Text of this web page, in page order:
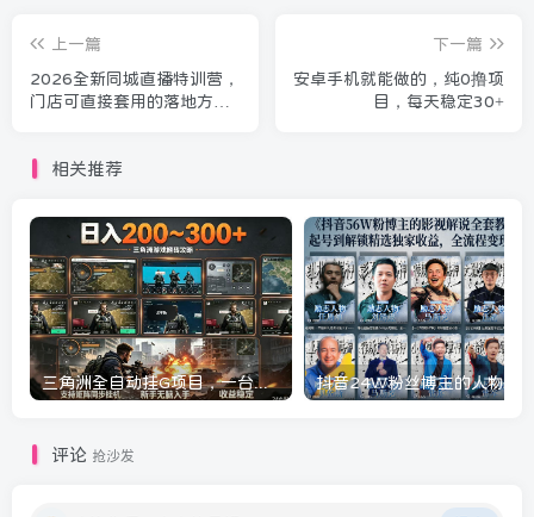
上一篇
2026全新同城直播特训营，
门店可直接套用的落地方
下一篇
安卓手机就能做的，纯0撸项
目，每天稳定30+
相关推荐
三角洲全自动挂G项目，一台电脑即可操作，防封稳账号，日收益300+，收益全程包回收，省心稳賺【揭秘】
评论 抢沙发